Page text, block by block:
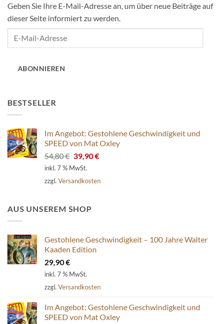
Geben Sie Ihre E-Mail-Adresse an, um über neue Beiträge auf
dieser Seite informiert zu werden.
ABONNIEREN
BESTSELLER
Im Angebot: Gestohlene Geschwindigkeit und
SPEED von Mat Oxley
54,80€ Ursprünglicher
Preis
54,80 €
39,90€Aktueller
39,90 €.
inkl. 7 % MwSt.
zzgl. Versandkosten
AUS UNSEREM SHOP
Gestohlene Geschwindigkeit – 100 Jahre Walter
Kaaden Edition
29,90€
inkl. 7 % MwSt.
zzgl. Versandkosten
Im Angebot: Gestohlene Geschwindigkeit und
SPEED von Mat Oxley